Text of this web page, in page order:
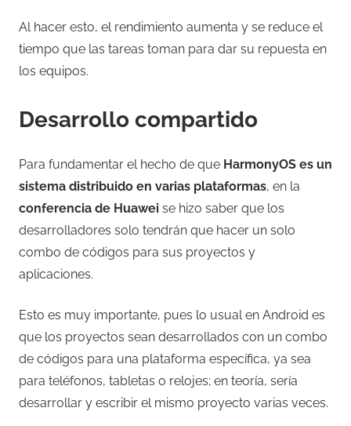
Al hacer esto, el rendimiento aumenta y se reduce el
tiempo que las tareas toman para dar su repuesta en
los equipos.
Desarrollo compartido
Para fundamentar el hecho de que HarmonyOS es un
sistema distribuido en varias plataformas, en la
conferencia de Huawei se hizo saber que los
desarrolladores solo tendrán que hacer un solo
combo de códigos para sus proyectos y
aplicaciones.
Esto es muy importante, pues lo usual en Android es
que los proyectos sean desarrollados con un combo
de códigos para una plataforma específica, ya sea
para teléfonos, tabletas o relojes; en teoría, sería
desarrollar y escribir el mismo proyecto varias veces.